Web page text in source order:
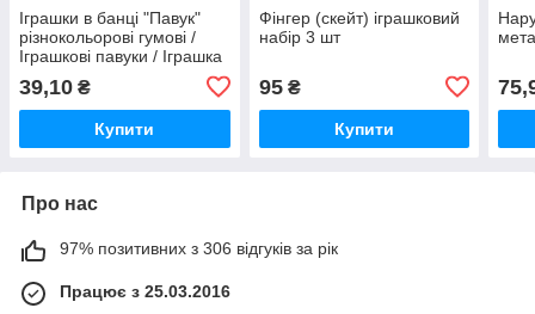
Іграшки в банці "Павук"
різнокольорові гумові /
Іграшкові павуки / Іграшка
39,10 ₴
Купити
Фінгер (скейт) іграшковий
набір 3 шт
95₴
Купити
Про нас
97% позитивних з 306 відгуків за рік
Працює з 25.03.2016